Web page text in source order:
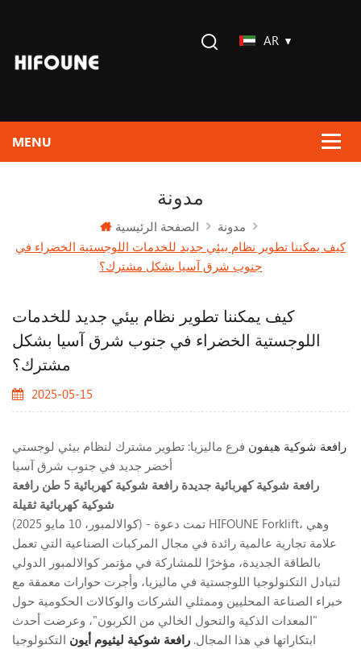
AR
مدونة
الصفحة الرئيسية
مدونة
كيف يمكننا تطوير نظام بيئي جديد للخدمات اللوجستية الخضراء في
جنوب شرق آسيا بشكل مشترك؟
كيف يمكننا تطوير نظام بيئي جديد للخدمات
اللوجستية الخضراء في جنوب شرق آسيا بشكل
مشترك؟
2025-05-15
رافعة شوكية هيفون فرع ماليزيا: تطوير مشترك لنظام بيئي لوجستي
أخضر جديد في جنوب شرق آسيا
رافعة شوكية كهربائية جديدة رافعة شوكية كهربائية 5 طن
رافعة
شوكية كهربائية ثقيلة
(كوالالمبور، 10 مايو 2025) - تمت دعوة HIFOUNE Forklift، وهي
علامة تجارية عالمية رائدة في مجال المركبات الصناعية التي تعمل
بالطاقة الجديدة، مؤخرًا للمشاركة في مؤتمر كوالالمبور الدولي
لتبادل التكنولوجيا اللوجستية في ماليزيا، وأجرت حوارات معمقة مع
خبراء الصناعة المحليين وممثلي الشركات والوكالات الحكومية حول
"المعدات الذكية والتحول الخالي من الكربون"، وعرضت أحدث
ابتكاراتها في هذا المجال. رافعة شوكية ليثيوم أيون التكنولوجيا